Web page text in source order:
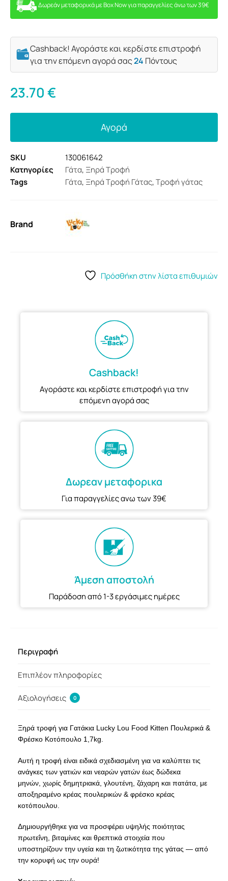
Δωρεάν μεταφορικά με Box Now για παραγγελίες άνω των 39€
Cashback! Αγοράστε και κερδίστε επιστροφή
για την επόμενη αγορά σας24 Πόντους
23.70€
Αγορά
SKU
130061642
Κατηγορίες
Γάτα, Ξηρά Τροφή
Tags
Γάτα, Ξηρά Τροφή Γάτας,Τροφή γάτας
Brand
Πρόσθήκη στην λίστα επιθυμιών
Cashback!
Αγοράστε και κερδίστε επιστροφή για την
επόμενη αγορά σας
Δωρεαν μεταφορικα
Για παραγγελίες ανω των 39€
Άμεση αποστολή
Παράδοση από 1-3 εργάσιμες ημέρες
Περιγραφή
Επιπλέον πληροφορίες
Αξιολογήσεις 0
Ξηρά τροφή για Γατάκια Lucky Lou Food Kitten Πουλερικά &
Φρέσκο Κοτόπουλο 1,7kg.
Αυτή η τροφή είναι ειδικά σχεδιασμένη για να καλύπτει τις
ανάγκες των γατιών και νεαρών γατών έως δώδεκα
μηνών, χωρίς δημητριακά, γλουτένη, ζάχαρη και πατάτα, με
αποξηραμένο κρέας πουλερικών & φρέσκο κρέας
κοτόπουλου.
Δημιουργήθηκε για να προσφέρει υψηλής ποιότητας
πρωτεΐνη, βιταμίνες και θρεπτικά στοιχεία που
υποστηρίζουν την υγεία και τη ζωτικότητα της γάτας — από
την κορυφή ως την ουρά!